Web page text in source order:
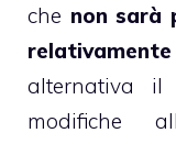
che non sarà
alternativa il
modifiche